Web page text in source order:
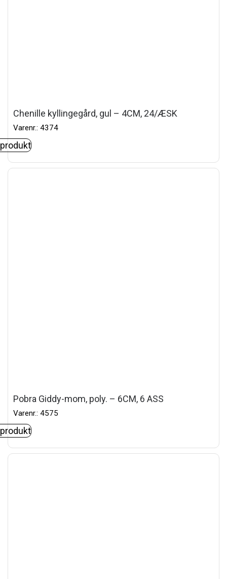
Chenille kyllingegård, gul – 4CM, 24/ÆSK
Varenr.: 4374
Pobra Giddy-mom, poly. – 6CM, 6 ASS
Varenr.: 4575